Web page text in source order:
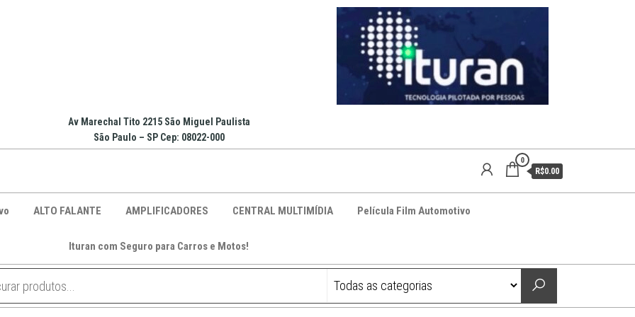
Av Marechal Tito 2215 São Miguel Paulista
São Paulo – SP Cep: 08022-000
0
R$0.00
ALTO FALANTE AMPLIFICADORES CENTRAL MULTIMÍDIA Película Film Automotivo
Ituran com Seguro para Carros e Motos!